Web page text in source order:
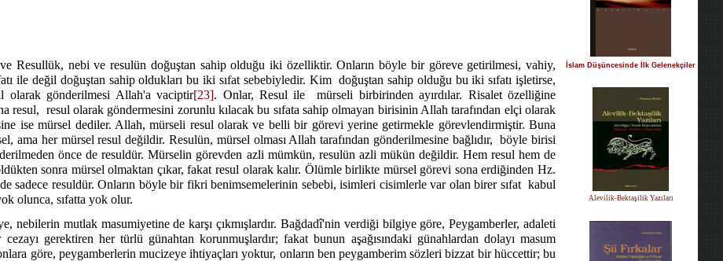
Resullük, nebi ve resulün doğuştan sahip olduğu iki özelliktir. Onların böyle bir göreve getirilmesi, vahiy,
ile değil doğuştan sahip oldukları bu iki sıfat sebebiyledir. Kim doğuştan sahip olduğu bu iki sıfatı işletirse,
olarak gönderilmesi Allah'a vaciptir[23]. Onlar, Resul ile
mürseli birbirinden ayırdılar. Risalet özelliğine
resul, resul olarak göndermesini zorunlu kılacak bu sıfata sahip olmayan birisinin Allah tarafından elçi olarak
ise mürsel dediler. Allah, mürseli resul olarak ve belli bir görevi yerine getirmekle görevlendirmiştir. Buna
ama her mürsel resul değildir. Resulün, mürsel olması Allah tarafından gönderilmesine bağlıdır,
böyle birisi
önce de resuldür. Mürselin görevden azli mümkün, resulün azli mükün değildir. Hem resul hem de
sonra mürsel olmaktan çıkar, fakat resul olarak kalır. Ölümle birlikte mürsel görevi sona erdiğinden Hz.
sadece resuldür. Onların böyle bir fikri benimsemelerinin sebebi, isimleri cisimlerle var olan birer sıfat kabul
olunca, sıfatta yok olur.
nebilerin mutlak masumiyetine de karşı çıkmışlardır. Bağdadî'nin verdiği bilgiye göre, Peygamberler, adaleti
gerektiren her türlü günahtan korunmuşlardır; fakat bunun aşağısındaki günahlardan dolayı masum
göre, peygamberlerin mucizeye ihtiyaçları yoktur, onların ben peygamberim sözleri bizzat bir hüccettir; bu
İslam Düşüncesinde İlk Gelenekçiler
Alevilik-Bektaşilik Yazıları